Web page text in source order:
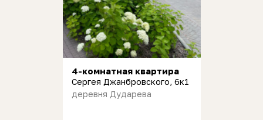
4-комнатная квартира
Сергея Джанбровского, 6к1
деревня Дударева